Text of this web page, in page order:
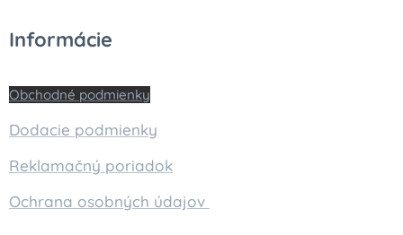
Informácie
Obchodné podmienky
Dodacie podmienky
Reklamačný poriadok
Ochrana osobných údajov